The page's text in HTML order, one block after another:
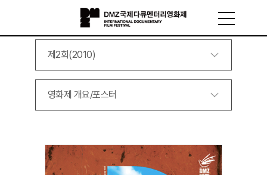
제2회(2010)
영화제 개요/포스터